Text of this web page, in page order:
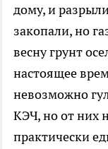
дому, и
закопали, но
весну грунт
настоящее
невозможно
КЭЧ, но от них
практически